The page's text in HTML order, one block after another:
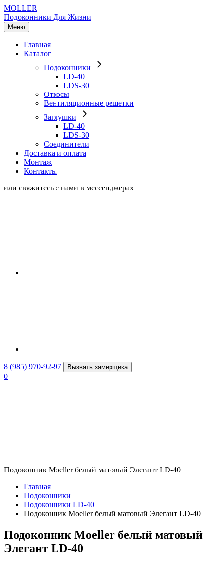
MOLLER
Подоконники Для Жизни
Меню
Главная
Каталог
Подоконники
LD-40
LDS-30
Откосы
Вентиляционные решетки
Заглушки
LD-40
LDS-30
Соединители
Доставка и оплата
Монтаж
Контакты
или свяжитесь с нами в мессенджерах
8 (985) 970-92-97 Вызвать замерщика
0
Подоконник Moeller белый матовый Элегант LD-40
Главная
Подоконники
Подоконники LD-40
Подоконник Moeller белый матовый Элегант LD-40
Подоконник Moeller белый матовый
Элегант LD-40